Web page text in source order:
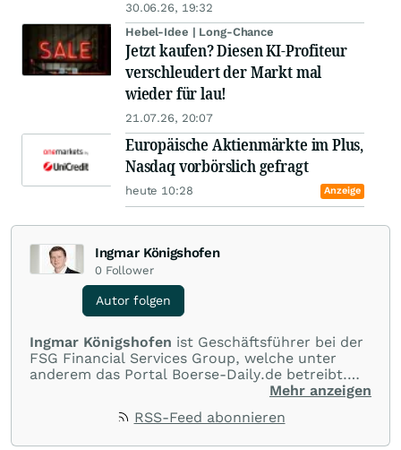
30.06.26, 19:32
Hebel-Idee | Long-Chance
Jetzt kaufen? Diesen KI-Profiteur
verschleudert der Markt mal
wieder für lau!
21.07.26, 20:07
Europäische Aktienmärkte im Plus,
Nasdaq vorbörslich gefragt
heute 10:28 Anzeige
Ingmar Königshofen
0 Follower
Autor folgen
Ingmar Königshofen ist Geschäftsführer bei der
FSG Financial Services Group, welche unter
anderem das Portal Boerse-Daily.de betreibt.
Dort werden mehrmals täglich top-aktuelle
besonders attraktiven Einzelwerten
Mehr anzeigen
RSS-Feed abonnieren